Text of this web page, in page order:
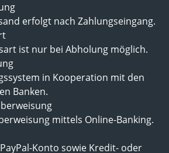
erfolgt nach Zahlungseingang.
ist nur bei Abholung möglich.
in Kooperation mit den
Banken.
mittels Online-Banking.
Konto sowie Kredit- oder